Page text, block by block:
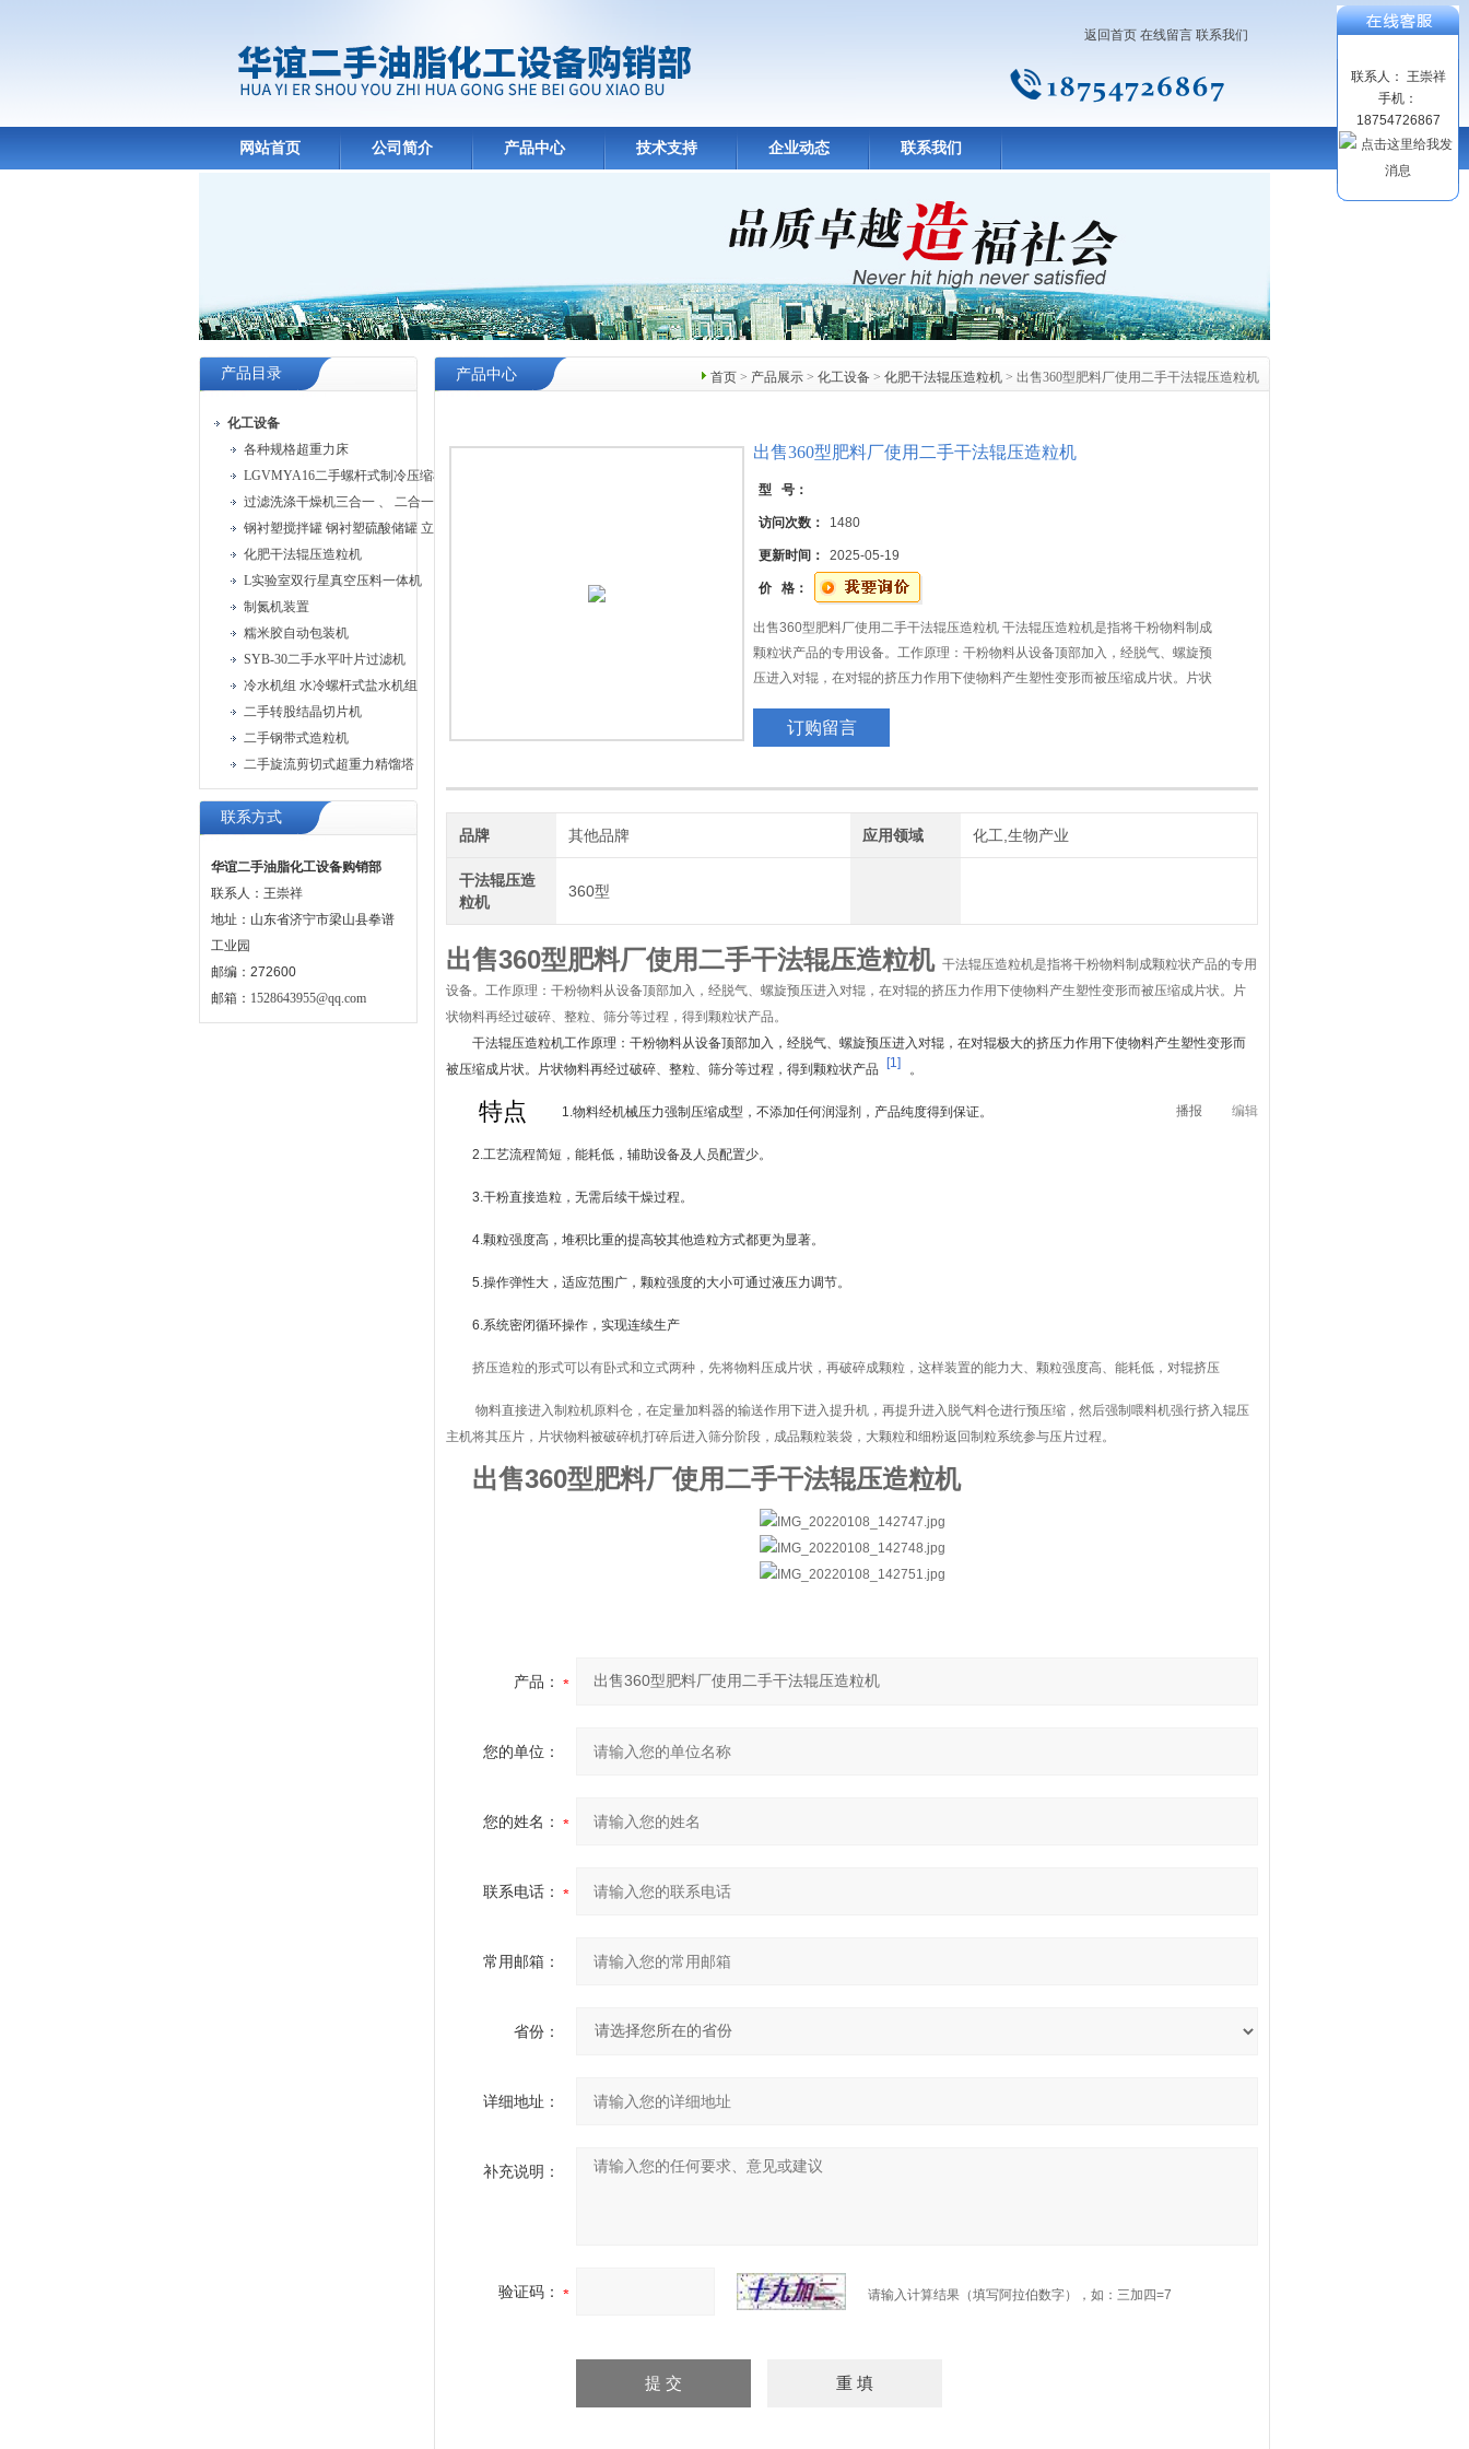
返回首页 在线留言 联系我们
网站首页 公司简介 产品中心 技术支持 企业动态 联系我们
产品目录
化工设备
各种规格超重力床
LGVMYA16二手螺杆式制冷压缩机组
过滤洗涤干燥机三合一 、 二合一过滤洗涤机
钢衬塑搅拌罐 钢衬塑硫酸储罐 立式钢衬塑储罐
化肥干法辊压造粒机
L实验室双行星真空压料一体机
制氮机装置
糯米胶自动包装机
SYB-30二手水平叶片过滤机
冷水机组 水冷螺杆式盐水机组
二手转股结晶切片机
二手钢带式造粒机
二手旋流剪切式超重力精馏塔
联系方式
华谊二手油脂化工设备购销部
联系人：王崇祥
地址：山东省济宁市梁山县拳谱
工业园
邮编：272600
邮箱： 1528643955@qq.com
首页 > 产品展示 > 化工设备 > 化肥干法辊压造粒机 > 出售360型肥料厂使用二手干法辊压造粒机
产品中心
出售360型肥料厂使用二手干法辊压造粒机
型 号：
访问次数： 1480
更新时间： 2025-05-19
价 格：
出售360型肥料厂使用二手干法辊压造粒机 干法辊压造粒机是指将干粉物料制成
颗粒状产品的专用设备。工作原理：干粉物料从设备顶部加入，经脱气、螺旋预
压进入对辊，在对辊的挤压力作用下使物料产生塑性变形而被压缩成片状。片状
订购留言
品牌 其他品牌 应用领域 化工,生物产业
干法辊压造
粒机
360型
出售360型肥料厂使用二手干法辊压造粒机 干法辊压造粒机是指将干粉物料制成颗粒状产品的专用
设备。工作原理：干粉物料从设备顶部加入，经脱气、螺旋预压进入对辊，在对辊的挤压力作用下使物料产生塑性变形而被压缩成片状。片
状物料再经过破碎、整粒、筛分等过程，得到颗粒状产品。
干法辊压造粒机工作原理：干粉物料从设备顶部加入，经脱气、螺旋预压进入对辊，在对辊极大的挤压力作用下使物料产生塑性变形而
被压缩成片状。片状物料再经过破碎、整粒、筛分等过程，得到颗粒状产品
[1] 。
特点 编辑
播报
1.物料经机械压力强制压缩成型，不添加任何润湿剂，产品纯度得到保证。
2.工艺流程简短，能耗低，辅助设备及人员配置少。
3.干粉直接造粒，无需后续干燥过程。
4.颗粒强度高，堆积比重的提高较其他造粒方式都更为显著。
5.操作弹性大，适应范围广，颗粒强度的大小可通过液压力调节。
6.系统密闭循环操作，实现连续生产
挤压造粒的形式可以有卧式和立式两种，先将物料压成片状，再破碎成颗粒，这样装置的能力大、颗粒强度高、能耗低，对辊挤压
物料直接进入制粒机原料仓，在定量加料器的输送作用下进入提升机，再提升进入脱气料仓进行预压缩，然后强制喂料机强行挤入辊压
主机将其压片，片状物料被破碎机打碎后进入筛分阶段，成品颗粒装袋，大颗粒和细粉返回制粒系统参与压片过程。
出售360型肥料厂使用二手干法辊压造粒机
产品：
您的单位：
您的姓名：
联系电话：
常用邮箱：
省份：
详细地址：
补充说明：
验证码： 请输入计算结果（填写阿拉伯数字），如：三加四=7
联系人： 王崇祥
手机：
18754726867